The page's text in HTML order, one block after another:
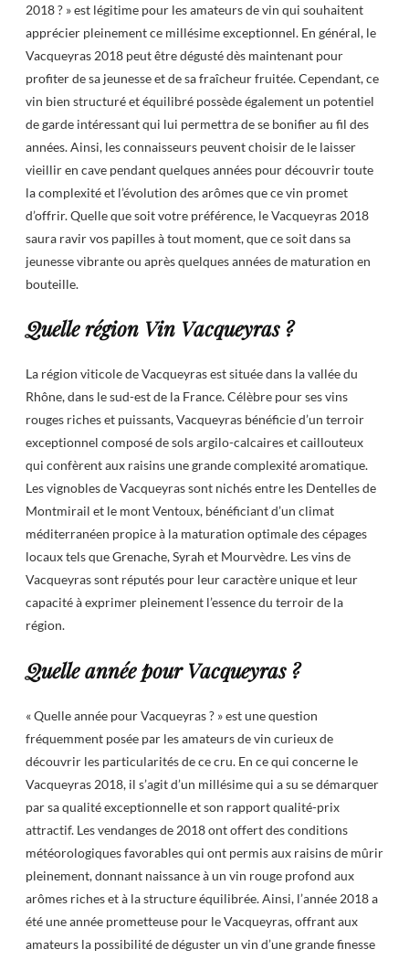
2018 ? » est légitime pour les amateurs de vin qui souhaitent
apprécier pleinement ce millésime exceptionnel. En général, le
Vacqueyras 2018 peut être dégusté dès maintenant pour
profiter de sa jeunesse et de sa fraîcheur fruitée. Cependant, ce
vin bien structuré et équilibré possède également un potentiel
de garde intéressant qui lui permettra de se bonifier au fil des
années. Ainsi, les connaisseurs peuvent choisir de le laisser
vieillir en cave pendant quelques années pour découvrir toute
la complexité et l’évolution des arômes que ce vin promet
d’offrir. Quelle que soit votre préférence, le Vacqueyras 2018
saura ravir vos papilles à tout moment, que ce soit dans sa
jeunesse vibrante ou après quelques années de maturation en
bouteille.
Quelle région Vin Vacqueyras ?
La région viticole de Vacqueyras est située dans la vallée du
Rhône, dans le sud-est de la France. Célèbre pour ses vins
rouges riches et puissants, Vacqueyras bénéficie d’un terroir
exceptionnel composé de sols argilo-calcaires et caillouteux
qui confèrent aux raisins une grande complexité aromatique.
Les vignobles de Vacqueyras sont nichés entre les Dentelles de
Montmirail et le mont Ventoux, bénéficiant d’un climat
méditerranéen propice à la maturation optimale des cépages
locaux tels que Grenache, Syrah et Mourvèdre. Les vins de
Vacqueyras sont réputés pour leur caractère unique et leur
capacité à exprimer pleinement l’essence du terroir de la
région.
Quelle année pour Vacqueyras ?
« Quelle année pour Vacqueyras ? » est une question
fréquemment posée par les amateurs de vin curieux de
découvrir les particularités de ce cru. En ce qui concerne le
Vacqueyras 2018, il s’agit d’un millésime qui a su se démarquer
par sa qualité exceptionnelle et son rapport qualité-prix
attractif. Les vendanges de 2018 ont offert des conditions
météorologiques favorables qui ont permis aux raisins de mûrir
pleinement, donnant naissance à un vin rouge profond aux
arômes riches et à la structure équilibrée. Ainsi, l’année 2018 a
été une année prometteuse pour le Vacqueyras, offrant aux
amateurs la possibilité de déguster un vin d’une grande finesse